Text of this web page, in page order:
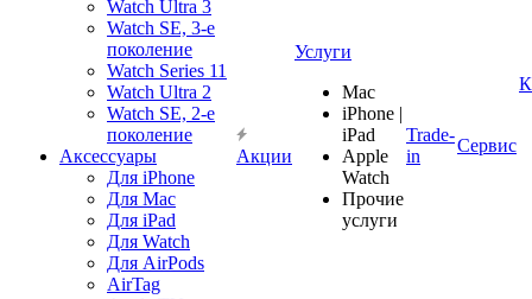
Watch Ultra 3
Watch SE, 3-е
поколение
Watch Series 11
Watch Ultra 2
Watch SE, 2-е
поколение
Аксессуары
Для iPhone
Для Mac
Для iPad
Для Watch
Для AirPods
AirTag
Акции
Услуги
Mac
iPhone |
iPad
Apple
Watch
Прочие
услуги
Trade-
in
Сервис